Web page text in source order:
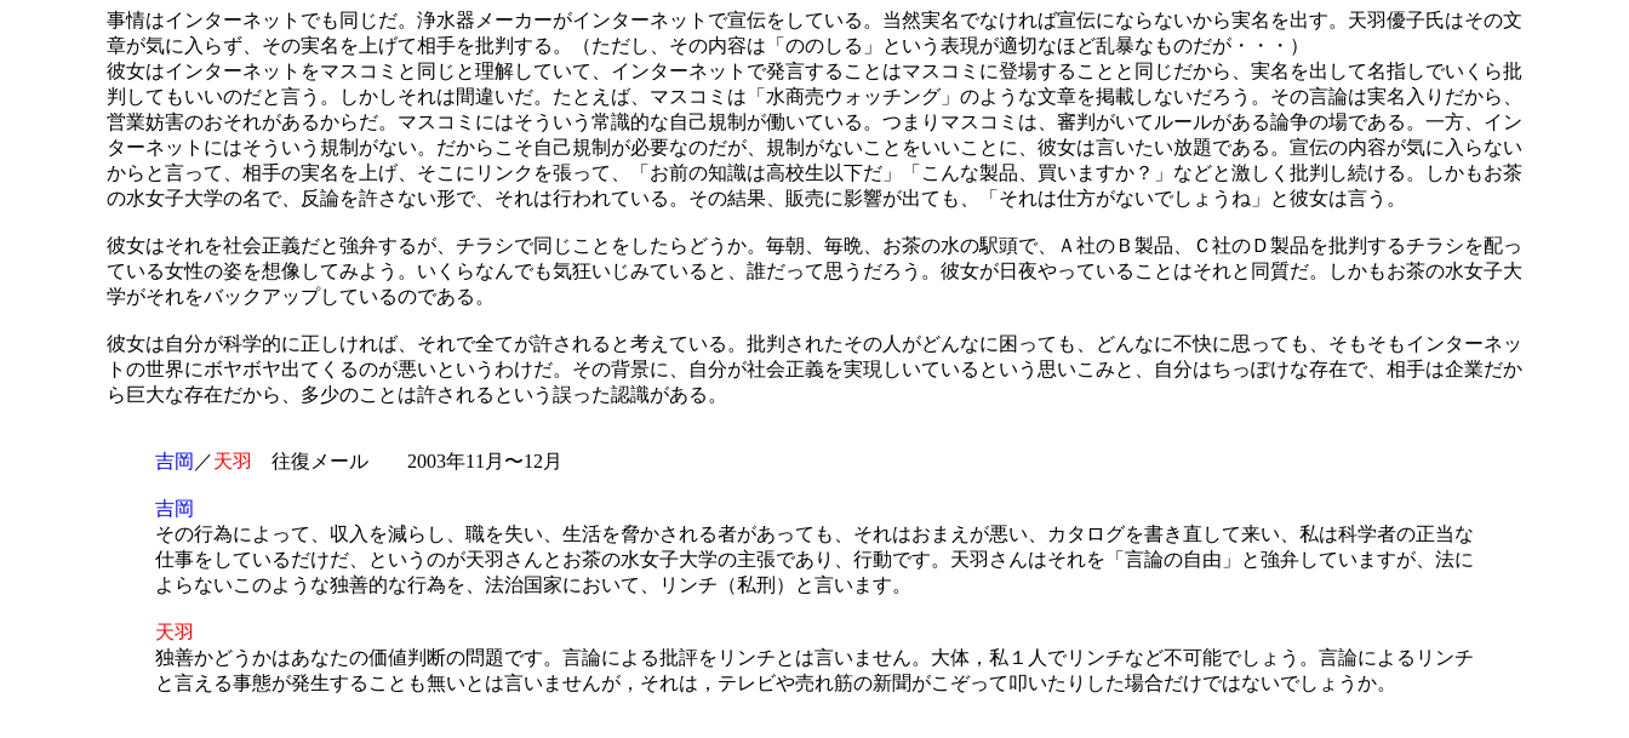
事情はインターネットでも同じだ。浄水器メーカーがインターネットで宣伝をしている。当然実名でなければ宣伝にならないから実名を出す。天羽優子氏はその文
章が気に入らず、その実名を上げて相手を批判する。（ただし、その内容は「ののしる」という表現が適切なほど乱暴なものだが・・・）
彼女はインターネットをマスコミと同じと理解していて、インターネットで発言することはマスコミに登場することと同じだから、実名を出して名指しでいくら批
判してもいいのだと言う。しかしそれは間違いだ。たとえば、マスコミは「水商売ウォッチング」のような文章を掲載しないだろう。その言論は実名入りだから、
営業妨害のおそれがあるからだ。マスコミにはそういう常識的な自己規制が働いている。つまりマスコミは、審判がいてルールがある論争の場である。一方、イン
ターネットにはそういう規制がない。だからこそ自己規制が必要なのだが、規制がないことをいいことに、彼女は言いたい放題である。宣伝の内容が気に入らない
からと言って、相手の実名を上げ、そこにリンクを張って、「お前の知識は高校生以下だ」「こんな製品、買いますか？」などと激しく批判し続ける。しかもお茶
の水女子大学の名で、反論を許さない形で、それは行われている。その結果、販売に影響が出ても、「それは仕方がないでしょうね」と彼女は言う。
彼女はそれを社会正義だと強弁するが、チラシで同じことをしたらどうか。毎朝、毎晩、お茶の水の駅頭で、Ａ社のＢ製品、Ｃ社のＤ製品を批判するチラシを配っ
ている女性の姿を想像してみよう。いくらなんでも気狂いじみていると、誰だって思うだろう。彼女が日夜やっていることはそれと同質だ。しかもお茶の水女子大
学がそれをバックアップしているのである。
彼女は自分が科学的に正しければ、それで全てが許されると考えている。批判されたその人がどんなに困っても、どんなに不快に思っても、そもそもインターネッ
トの世界にボヤボヤ出てくるのが悪いというわけだ。その背景に、自分が社会正義を実現しいているという思いこみと、自分はちっぽけな存在で、相手は企業だか
ら巨大な存在だから、多少のことは許されるという誤った認識がある。
吉岡 ／天羽 往復メール 2003年11月〜12月
吉岡
その行為によって、収入を減らし、職を失い、生活を脅かされる者があっても、それはおまえが悪い、カタログを書き直して来い、私は科学者の正当な
仕事をしているだけだ、というのが天羽さんとお茶の水女子大学の主張であり、行動です。天羽さんはそれを「言論の自由」と強弁していますが、法に
よらないこのような独善的な行為を、法治国家において、リンチ（私刑）と言います。
天羽
独善かどうかはあなたの価値判断の問題です。言論による批評をリンチとは言いません。大体，私１人でリンチなど不可能でしょう。言論によるリンチ
と言える事態が発生することも無いとは言いませんが，それは，テレビや売れ筋の新聞がこぞって叩いたりした場合だけではないでしょうか。